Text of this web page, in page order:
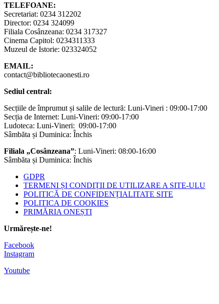
TELEFOANE:
Secretariat: 0234 312202
Director: 0234 324099
Filiala Cosânzeana: 0234 317327
Cinema Capitol: 0234311333
Muzeul de Istorie: 023324052
EMAIL:
contact@bibliotecaonesti.ro
Sediul central:
Secțiile de împrumut și salile de lectură: Luni-Vineri : 09:00-17:00
Secția de Internet: Luni-Vineri: 09:00-17:00
Ludoteca: Luni-Vineri: 09:00-17:00
Sâmbăta și Duminica: Închis
Filiala „Cosânzeana”: Luni-Vineri: 08:00-16:00
Sâmbăta și Duminica: Închis
GDPR
TERMENI ȘI CONDIȚII DE UTILIZARE A SITE-ULU
POLITICĂ DE CONFIDENȚIALITATE SITE
POLITICA DE COOKIES
PRIMĂRIA ONEȘTI
Urmărește-ne!
Facebook
Instagram
Youtube